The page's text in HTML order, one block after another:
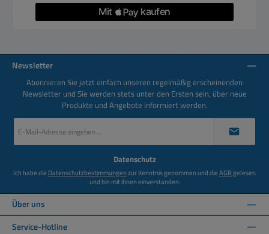
Newsletter
Abonnieren Sie jetzt einfach unseren regelmäßig erscheinenden
Newsletter und Sie werden stets unter den Ersten sein, über neue
Produkte und Angebote informiert werden.
Mail-
Datenschutz
Ich habe die Datenschutzbestimmungenzur Kenntnis genommen und dieAGBgelesen
und bin mit ihnen einverstanden.
Über uns
Service-Hotline